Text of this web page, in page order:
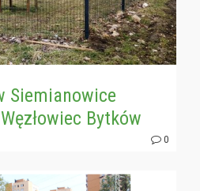
Siemianowice
Bytków
0